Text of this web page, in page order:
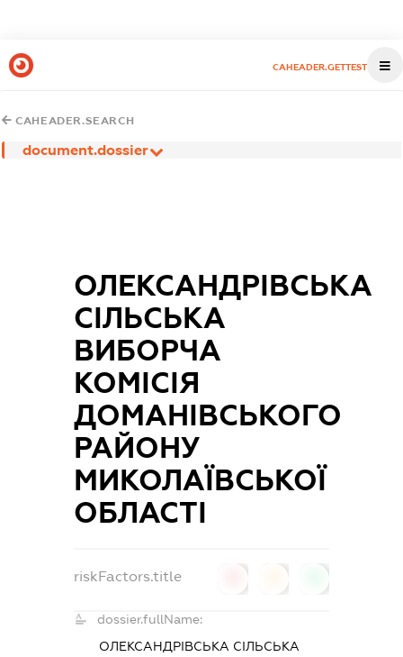
CAHEADER.GETTEST
CAHEADER.SEARCH
document.dossier
ОЛЕКСАНДРІВСЬКА
СІЛЬСЬКА
ВИБОРЧА
КОМІСІЯ
ДОМАНІВСЬКОГО
РАЙОНУ
МИКОЛАЇВСЬКОЇ
ОБЛАСТІ
riskFactors.title
dossier.fullName:
ОЛЕКСАНДРІВСЬКА СІЛЬСЬКА